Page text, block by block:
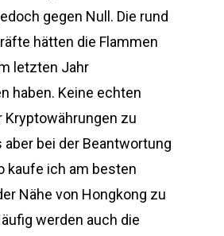
gegen Null. Die rund
hätten die Flammen
letzten Jahr
haben. Keine echten
Kryptowährungen zu
bei der Beantwortung
kaufe ich am besten
Nähe von Hongkong zu
werden auch die